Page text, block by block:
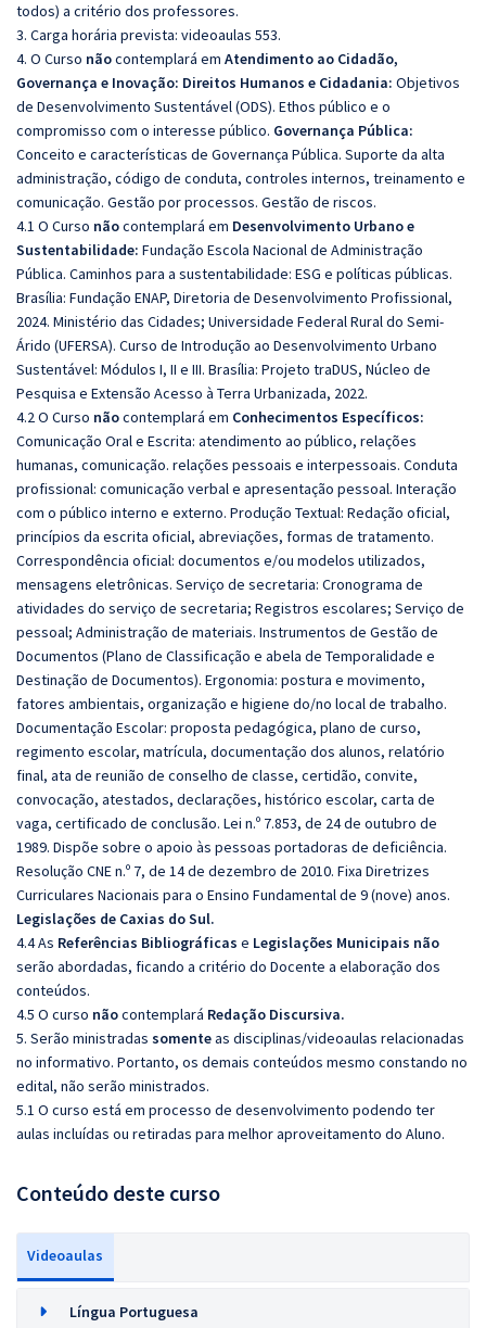
todos) a critério dos professores.
3. Carga horária prevista: videoaulas 553.
4. O Curso nãocontemplará em Atendimento ao Cidadão,
Governança e Inovação: Direitos Humanos e Cidadania: Objetivos
de Desenvolvimento Sustentável (ODS). Ethos público e o
compromisso com o interesse público. Governança Pública:
Conceito e características de Governança Pública. Suporte da alta
administração, código de conduta, controles internos, treinamento e
comunicação. Gestão por processos. Gestão de riscos.
4.1 O Curso nãocontemplará em Desenvolvimento Urbano e
Sustentabilidade: Fundação Escola Nacional de Administração
Pública. Caminhos para a sustentabilidade: ESG e políticas públicas.
Brasília: Fundação ENAP, Diretoria de Desenvolvimento Profissional,
2024. Ministério das Cidades; Universidade Federal Rural do Semi-
Árido (UFERSA). Curso de Introdução ao Desenvolvimento Urbano
Sustentável: Módulos I, II e III. Brasília: Projeto traDUS, Núcleo de
Pesquisa e Extensão Acesso à Terra Urbanizada, 2022.
4.2 O Curso nãocontemplará em Conhecimentos Específicos:
Comunicação Oral e Escrita: atendimento ao público, relações
humanas, comunicação. relações pessoais e interpessoais. Conduta
profissional: comunicação verbal e apresentação pessoal. Interação
com o público interno e externo. Produção Textual: Redação oficial,
princípios da escrita oficial, abreviações, formas de tratamento.
Correspondência oficial: documentos e/ou modelos utilizados,
mensagens eletrônicas. Serviço de secretaria: Cronograma de
atividades do serviço de secretaria; Registros escolares; Serviço de
pessoal; Administração de materiais. Instrumentos de Gestão de
Documentos (Plano de Classificação e abela de Temporalidade e
Destinação de Documentos). Ergonomia: postura e movimento,
fatores ambientais, organização e higiene do/no local de trabalho.
Documentação Escolar: proposta pedagógica, plano de curso,
regimento escolar, matrícula, documentação dos alunos, relatório
final, ata de reunião de conselho de classe, certidão, convite,
convocação, atestados, declarações, histórico escolar, carta de
vaga, certificado de conclusão. Lei n.º 7.853, de 24 de outubro de
1989. Dispõe sobre o apoio às pessoas portadoras de deficiência.
Resolução CNE n.º 7, de 14 de dezembro de 2010. Fixa Diretrizes
Curriculares Nacionais para o Ensino Fundamental de 9 (nove) anos.
Legislações de Caxias do Sul.
4.4 As Referências Bibliográficas e Legislações Municipais não
serão abordadas, ficando a critério do Docente a elaboração dos
conteúdos.
4.5 O curso nãocontemplará Redação Discursiva.
5. Serão ministradas somenteas disciplinas/videoaulas relacionadas
no informativo. Portanto, os demais conteúdos mesmo constando no
edital, não serão ministrados.
5.1 O curso está em processo de desenvolvimento podendo ter
aulas incluídas ou retiradas para melhor aproveitamento do Aluno.
Conteúdo deste curso
Videoaulas
Língua Portuguesa